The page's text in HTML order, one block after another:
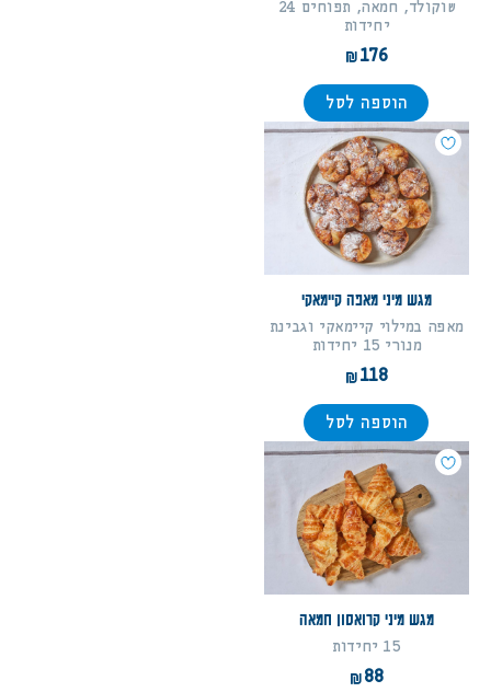
שוקולד, חמאה, תפוחים 24
יחידות
176
הוספה לסל
מגש מיני מאפה קיימאקי
מאפה במילוי קיימאקי וגבינת
מנורי 15 יחידות
118
הוספה לסל
מגש מיני קרואסון חמאה
15 יחידות
88